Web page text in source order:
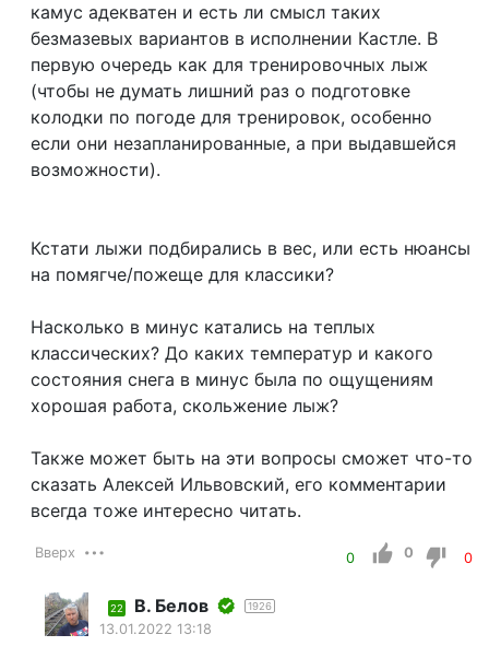
камус адекватен и есть ли смысл таких
безмазевых вариантов в исполнении Кастле. В
первую очередь как для тренировочных лыж
(чтобы не думать лишний раз о подготовке
колодки по погоде для тренировок, особенно
если они незапланированные, а при выдавшейся
возможности).
Кстати лыжи подбирались в вес, или есть нюансы
на помягче/пожеще для классики?
Насколько в минус катались на теплых
классических? До каких температур и какого
состояния снега в минус была по ощущениям
хорошая работа, скольжение лыж?
Также может быть на эти вопросы сможет что-то
сказать Алексей Ильвовский, его комментарии
всегда тоже интересно читать.
Вверх 0 0 0
22 В. Белов 1926
13.01.2022 13:18